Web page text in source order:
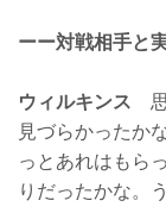
ーー対戦相手と
ウィルキンス 思
見づらかったか
っとあれはもら
りだったかな。う